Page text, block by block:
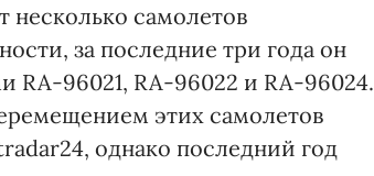
несколько самолетов
за последние три года он
RA-96021, RA-96022 и RA-96024.
этих самолетов
однако последний год